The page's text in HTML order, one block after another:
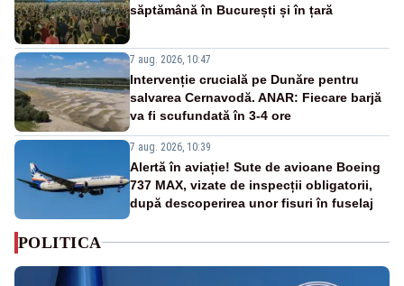
săptămână în București și în țară
7 aug. 2026, 10:47
Intervenție crucială pe Dunăre pentru
salvarea Cernavodă. ANAR: Fiecare barjă
va fi scufundată în 3-4 ore
7 aug. 2026, 10:39
Alertă în aviație! Sute de avioane Boeing
737 MAX, vizate de inspecții obligatorii,
după descoperirea unor fisuri în fuselaj
POLITICA